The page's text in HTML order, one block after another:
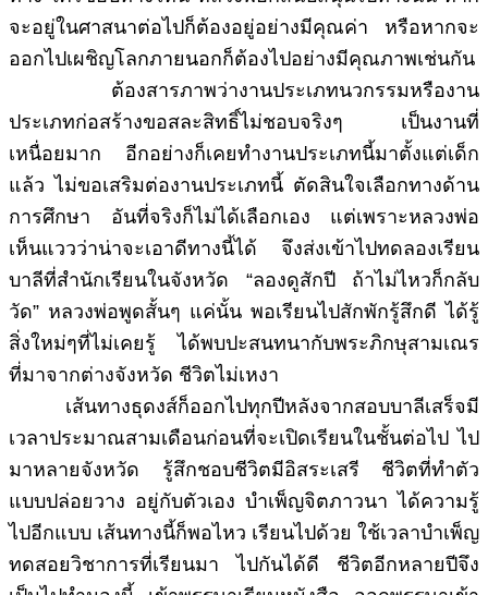
จะอยู่ในศาสนาต่อไปก็ต้องอยู่อย่างมีคุณค่า หรือหากจะ
ออกไปเผชิญโลกภายนอกก็ต้องไปอย่างมีคุณภาพเช่นกัน
ต้องสารภาพว่างานประเภทนวกรรมหรืองาน
ประเภทก่อสร้างขอสละสิทธิ์ไม่ชอบจริงๆ เป็นงานที่
เหนื่อยมาก อีกอย่างก็เคยทำงานประเภทนี้มาตั้งแต่เด็ก
แล้ว ไม่ขอเสริมต่องานประเภทนี้ ตัดสินใจเลือกทางด้าน
การศึกษา อันที่จริงก็ไม่ได้เลือกเอง แต่เพราะหลวงพ่อ
เห็นแววว่าน่าจะเอาดีทางนี้ได้ จึงส่งเข้าไปทดลองเรียน
บาลีที่สำนักเรียนในจังหวัด “ลองดูสักปี ถ้าไม่ไหวก็กลับ
วัด” หลวงพ่อพูดสั้นๆ แค่นั้น พอเรียนไปสักพักรู้สึกดี ได้รู้
สิ่งใหม่ๆที่ไม่เคยรู้ ได้พบปะสนทนากับพระภิกษุสามเณร
ที่มาจากต่างจังหวัด ชีวิตไม่เหงา
เส้นทางธุดงส์ก็ออกไปทุกปีหลังจากสอบบาลีเสร็จมี
เวลาประมาณสามเดือนก่อนที่จะเปิดเรียนในชั้นต่อไป ไป
มาหลายจังหวัด รู้สึกชอบชีวิตมีอิสระเสรี ชีวิตที่ทำตัว
แบบปล่อยวาง อยู่กับตัวเอง บำเพ็ญจิตภาวนา ได้ความรู้
ไปอีกแบบ เส้นทางนี้ก็พอไหว เรียนไปด้วย ใช้เวลาบำเพ็ญ
ทดสอยวิชาการที่เรียนมา ไปกันได้ดี ชีวิตอีกหลายปีจึง